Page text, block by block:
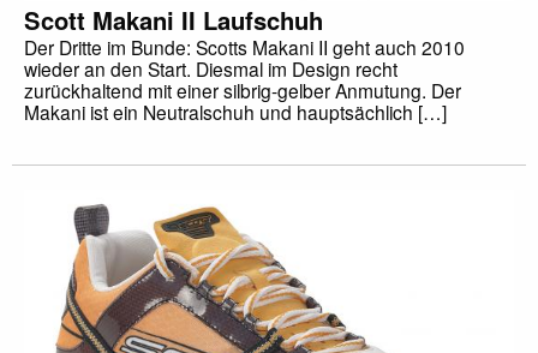
Scott Makani II Laufschuh
Der Dritte im Bunde: Scotts Makani II geht auch 2010
wieder an den Start. Diesmal im Design recht
zurückhaltend mit einer silbrig-gelber Anmutung. Der
Makani ist ein Neutralschuh und hauptsächlich […]